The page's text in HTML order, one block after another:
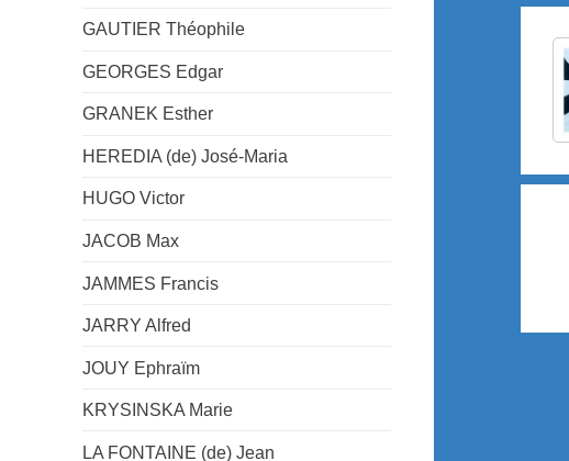
GAUTIER Théophile
GEORGES Edgar
GRANEK Esther
HEREDIA (de) José-Maria
HUGO Victor
JACOB Max
JAMMES Francis
JARRY Alfred
JOUY Ephraïm
KRYSINSKA Marie
LA FONTAINE (de) Jean